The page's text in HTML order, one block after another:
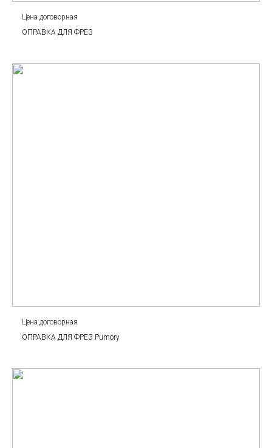
Цена договорная
ОПРАВКА ДЛЯ ФРЕЗ
Цена договорная
ОПРАВКА ДЛЯ ФРЕЗ Pumory